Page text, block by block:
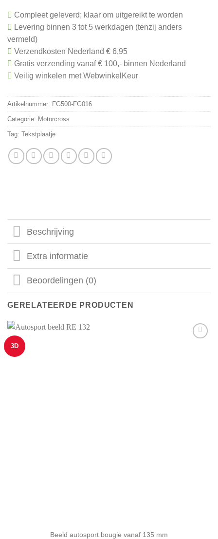
Compleet geleverd; klaar om uitgereikt te worden
Levering binnen 3 tot 5 werkdagen (tenzij anders
vermeld)
Verzendkosten Nederland € 6,95
Gratis verzending vanaf € 100,- binnen Nederland
Veilig winkelen met WebwinkelKeur
Artikelnummer: FG500-FG016
Categorie: Motorcross
Tag: Tekstplaatje
Beschrijving
Extra informatie
Beoordelingen (0)
GERELATEERDE PRODUCTEN
3D
Beeld autosport bougie vanaf 135 mm